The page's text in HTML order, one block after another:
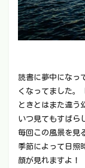
読書に夢中になっ
くなってました。
ときとはまた違う
いつ見てもすばら
毎回この風景を見
季節によって日照
顔が見れますよ！